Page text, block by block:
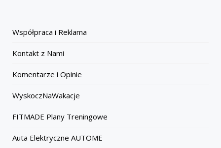
Współpraca i Reklama
Kontakt z Nami
Komentarze i Opinie
WyskoczNaWakacje
FITMADE Plany Treningowe
Auta Elektryczne AUTOME